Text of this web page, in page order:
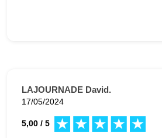
LAJOURNADE David.
17/05/2024
5,00 / 5